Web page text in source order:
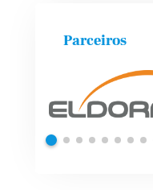
Parceiros
Shell